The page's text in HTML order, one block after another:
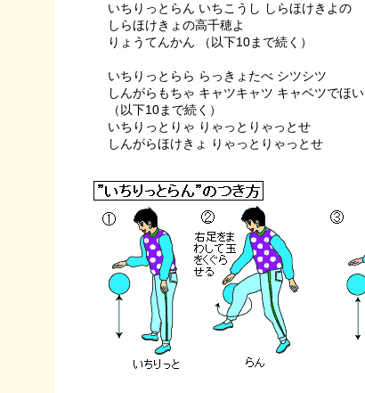
いちりっとらん いちこうし しらほけきよの
しらほけきょの高千穂よ
りょうてんかん （以下10まで続く）
いちりっとらら らっきょたべ シツシツ
しんがらもちゃ キャツキャツ キャベツでほい
（以下10まで続く）
いちりっとりゃ りゃっとりゃっとせ
しんがらほけきょ りゃっとりゃっとせ